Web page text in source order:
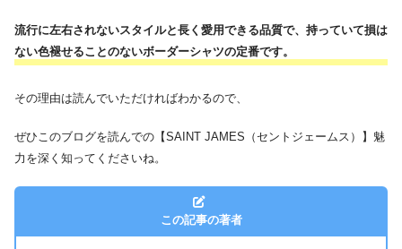
流行に左右されないスタイルと長く愛用できる品質で、持っていて損は
ない色褪せることのないボーダーシャツの定番です。
その理由は読んでいただければわかるので、
ぜひこのブログを読んでの【SAINT JAMES（セントジェームス）】魅
力を深く知ってくださいね。
この記事の著者